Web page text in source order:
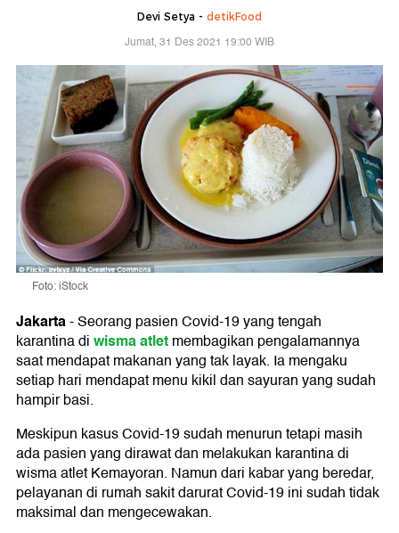
Devi Setya - detikFood
Jumat, 31 Des 2021 19:00 WIB
Foto: iStock
Jakarta-Seorang pasien Covid-19 yang tengah
karantina diwisma atletmembagikan pengalamannya
saat mendapat makanan yang tak layak. Ia mengaku
setiap hari mendapat menu kikil dan sayuran yang sudah
hampir basi.
Meskipun kasus Covid-19 sudah menurun tetapi masih
ada pasien yang dirawat dan melakukan karantina di
wisma atlet Kemayoran. Namun dari kabar yang beredar,
pelayanan di rumah sakit darurat Covid-19 ini sudah tidak
maksimal dan mengecewakan.